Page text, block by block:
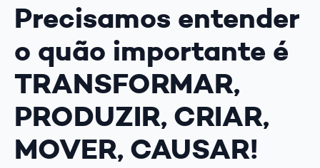
Precisamos entender
o quão importante é
TRANSFORMAR,
PRODUZIR, CRIAR,
MOVER, CAUSAR!